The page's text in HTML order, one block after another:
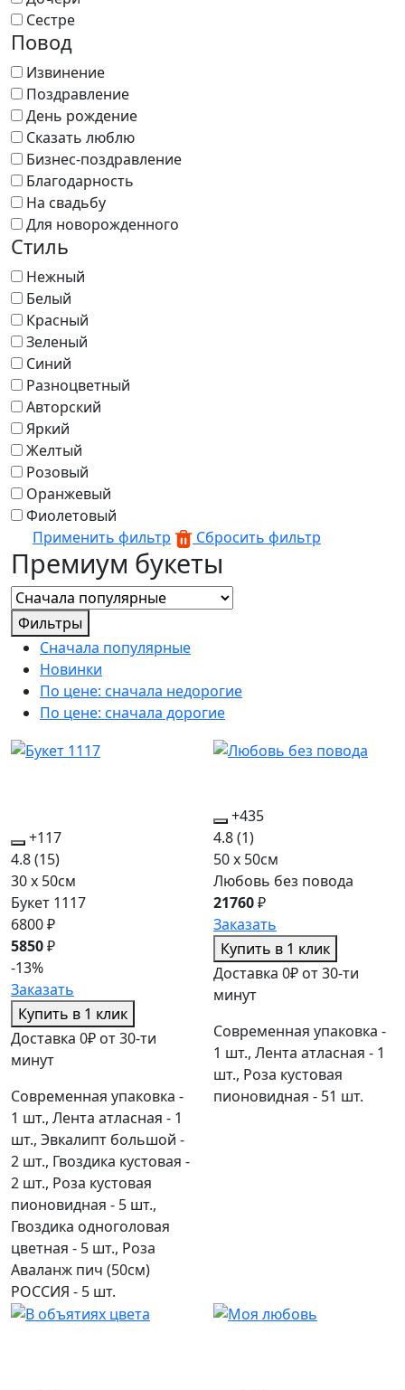
Сестре
Повод
Извинение
Поздравление
День рождение
Сказать люблю
Бизнес-поздравление
Благодарность
На свадьбу
Для новорожденного
Стиль
Нежный
Белый
Красный
Зеленый
Синий
Разноцветный
Авторский
Яркий
Желтый
Розовый
Оранжевый
Фиолетовый
Применить фильтр
Сбросить фильтр
Премиум букеты
Фильтры
Сначала популярные
Новинки
По цене: сначала недорогие
По цене: сначала дорогие
+117
4.8(15)
30 x 50см
Букет 1117
6800 ₽
5850₽
-13%
Заказать
Купить в 1 клик
Доставка 0₽ от 30-ти
минут
Современная упаковка -
1 шт., Лента атласная - 1
шт., Эвкалипт большой -
2 шт., Гвоздика кустовая -
2 шт., Роза кустовая
пионовидная - 5 шт.,
Гвоздика одноголовая
цветная - 5 шт., Роза
Аваланж пич (50см)
РОССИЯ - 5 шт.
+435
4.8(1)
50 x 50см
Любовь без повода
21760₽
Заказать
Купить в 1 клик
Доставка 0₽ от 30-ти
минут
Современная упаковка -
1 шт., Лента атласная - 1
шт., Роза кустовая
пионовидная - 51 шт.